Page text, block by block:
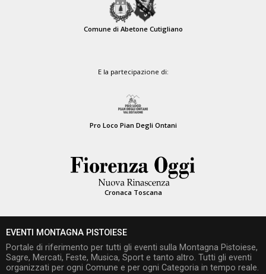
Comune di Abetone Cutigliano
E la partecipazione di:
Pro Loco Pian Degli Ontani
Cronaca Toscana
EVENTI MONTAGNA PISTOIESE
Portale di riferimento per tutti gli eventi sulla Montagna Pistoiese,
Sagre, Mercati, Feste, Musica, Sport e tanto altro. Tutti gli eventi
organizzati per ogni Comune e per ogni Categoria in tempo reale.